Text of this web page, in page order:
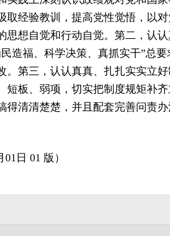
取经验教训，提高党性觉悟，以
思想自觉和行动自觉。第二，认
造福、科学决策、真抓实干”总
。第三，认认真真、扎扎实实立
短板、弱项，切实把制度规矩补
得清清楚楚，并且配套完善问责
日 01 版）